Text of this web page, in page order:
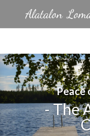
Peace
- The